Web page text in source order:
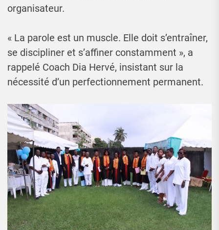
organisateur.
« La parole est un muscle. Elle doit s’entraîner,
se discipliner et s’affiner constamment », a
rappelé Coach Dia Hervé, insistant sur la
nécessité d’un perfectionnement permanent.